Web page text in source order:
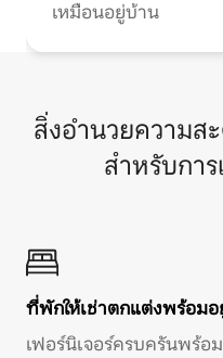
เหมือนอยู่บ้าน
สิ่งอำนวยความส
สำหรับการ
ที่พักให้เช่าตกแต่งพร้อมอ
เฟอร์นิเจอร์ครบครันพร้อ